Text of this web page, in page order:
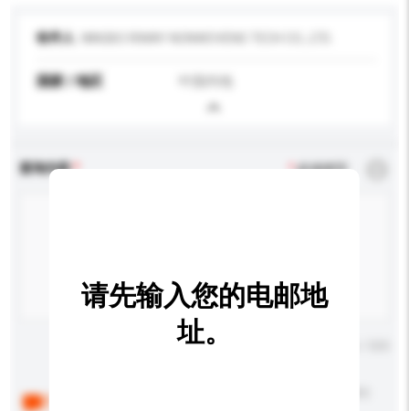
收件人
国家 / 地区
查询内容 *必须填写
请先输入您的电邮地
址。